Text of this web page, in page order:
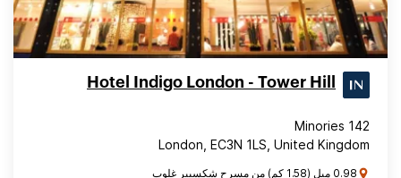
Hotel Indigo London - Tower Hill
142 Minories
London, EC3N 1LS, United Kingdom
0.98 ميل (1.58 كم) من مسرح شكسبير غلوب